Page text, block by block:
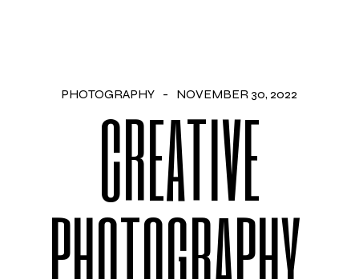
PHOTOGRAPHY NOVEMBER 30, 2022
CREATIVE